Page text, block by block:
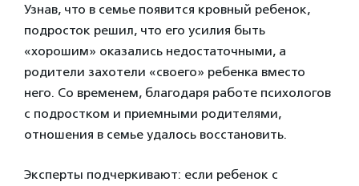
Узнав, что в семье появится кровный ребенок,
подросток решил, что его усилия быть
«хорошим» оказались недостаточными, а
родители захотели «своего» ребенка вместо
него. Со временем, благодаря работе психологов
с подростком и приемными родителями,
отношения в семье удалось восстановить.
Эксперты подчеркивают: если ребенок с